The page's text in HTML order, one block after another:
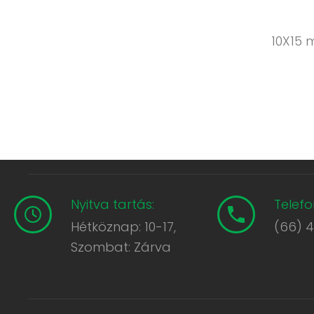
Nyitva tartás:
Hétköznap: 10-17,
Szombat: Zárva
(66)